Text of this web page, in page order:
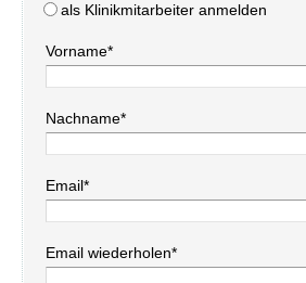
als Klinikmitarbeiter anmelden
Vorname*
Nachname*
Email*
Email wiederholen*